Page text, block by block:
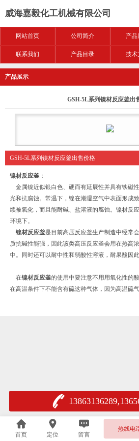
威海嘉毅化工机械有限公司
网站首页 公司简介 产品
联系我们 产品目录 技术
产品展示
GSH-5L系列镍材反应釜出
GSH-5L系列镍材反应釜出售价格
镍材反应釜 ：
金属镍近似银白色、硬而有延展性并具有铁磁
光和抗腐蚀。常温下，镍在潮湿空气中表面形成
续被氧化，而且能耐碱、盐溶液的腐蚀。镍材反
环境下。
镍材反应釜是目前高压反应釜生产制造中经常
质抗碱性能强，因此该类高压反应釜会用在热高
中。同时还可以耐中性和弱酸性溶液，耐果酸因
在镍材反应釜的使用中要注意不用用氧化性的
在高温条件下不能含有硫这种气体，因为高温硫
首页 定位 留言
热线电